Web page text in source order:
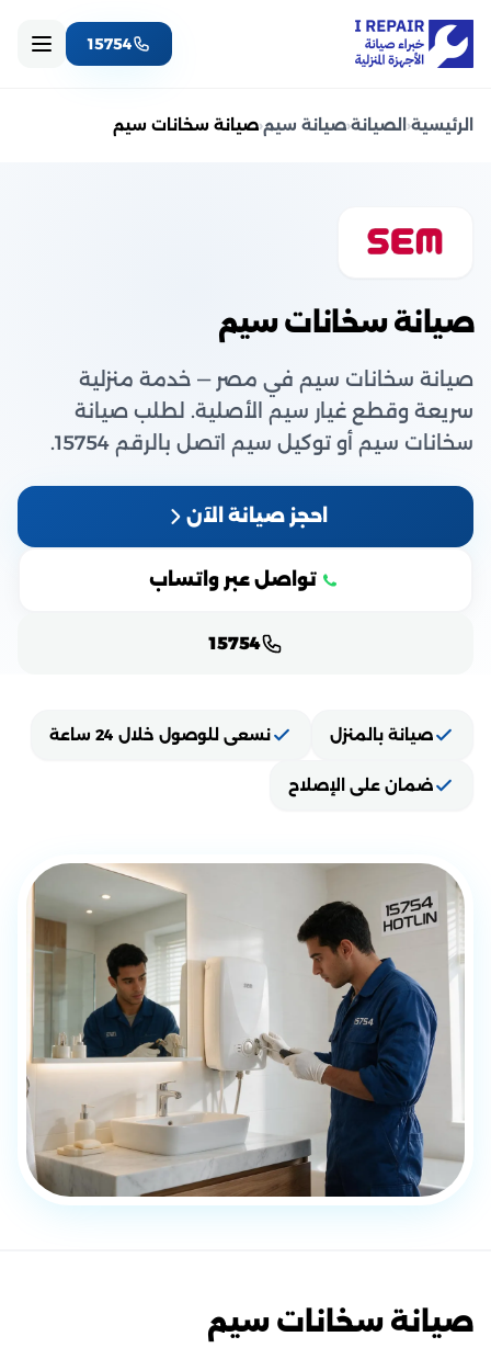
15754
الرئيسية‹ الصيانة‹صيانة سيم‹صيانة سخانات سيم
صيانة سخانات سيم
صيانة سخانات سيم في مصر — خدمة منزلية
سريعة وقطع غيار سيم الأصلية. لطلب صيانة
سخانات سيم أو توكيل سيم اتصل بالرقم 15754.
احجز صيانة الآن
تواصل عبر واتساب
15754
صيانة بالمنزل نسعى للوصول خلال 24 ساعة
ضمان على الإصلاح
صيانة سخانات سيم